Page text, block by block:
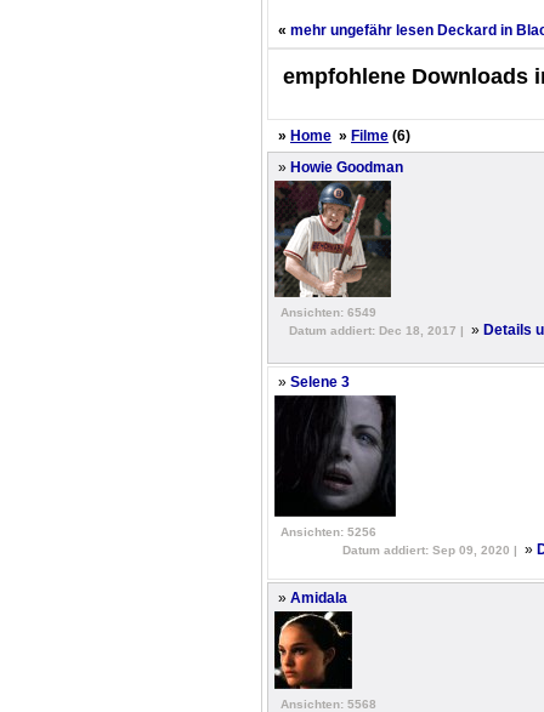
« mehr ungefähr lesen Deckard in
empfohlene Downloads
» Home » Filme (6)
» Howie Goodman
Ansichten: 6549
Datum addiert: Dec 18, 2017 |
» Details
» Selene 3
Ansichten: 5256
Datum addiert: Sep 09, 2020 |
»
» Amidala
Ansichten: 5568